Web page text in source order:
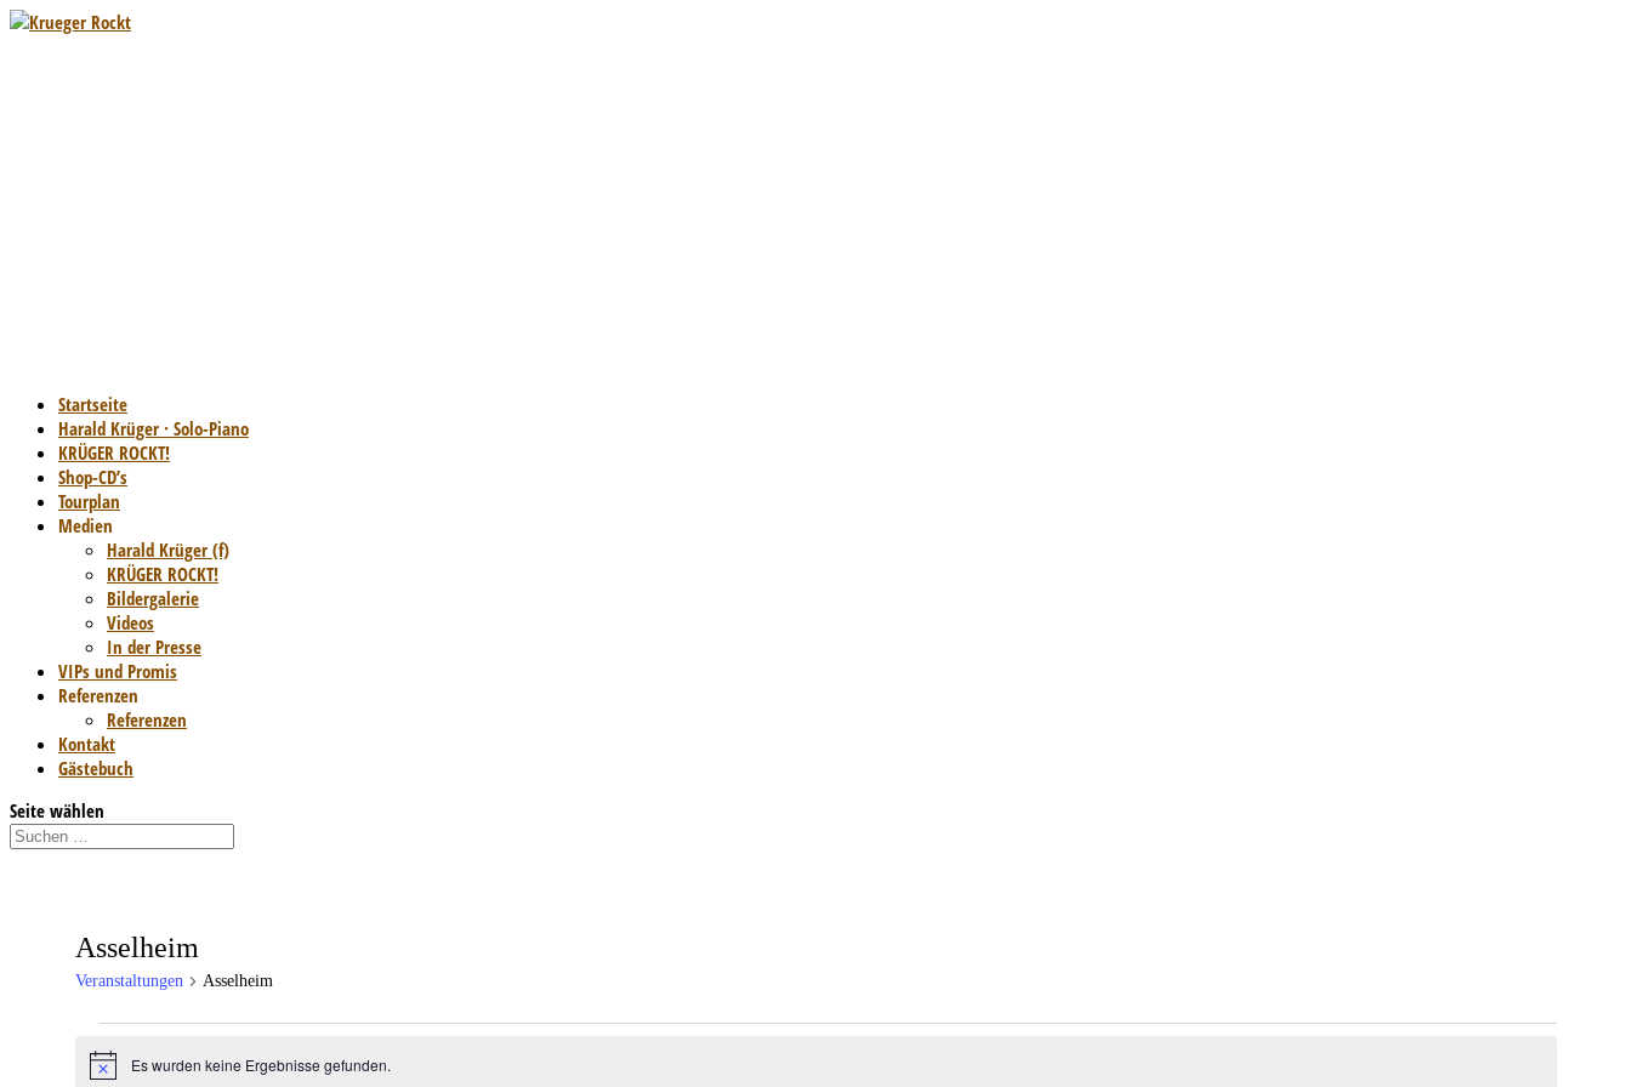
Startseite
Harald Krüger · Solo-Piano
KRÜGER ROCKT!
Shop-CD’s
Tourplan
Medien
Harald Krüger (f)
KRÜGER ROCKT!
Bildergalerie
Videos
In der Presse
VIPs und Promis
Referenzen
Referenzen
Kontakt
Gästebuch
Seite wählen
Asselheim
Veranstaltungen Asselheim
Veranstaltungen
HinweisEs wurden keine Ergebnisse gefunden.